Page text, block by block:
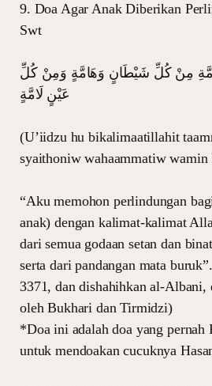
9. Doa Agar Anak Diberikan
Swt
مِنْ كُلِّ شَيْطَانٍ وَهَامَّةٍ وَمِنْ كُلِّ
عَيْنٍ لَامَّةٍ
(U’iidzu hu bikalimaatillahit
syaithoniw wahaammatiw
“Aku memohon perlindungan
anak) dengan kalimat-kalimat
dari semua godaan setan dan
serta dari pandangan mata
3371, dan dishahihkan al-
oleh Bukhari dan Tirmidzi)
*Doa ini adalah doa yang pernah
untuk mendoakan cucuknya